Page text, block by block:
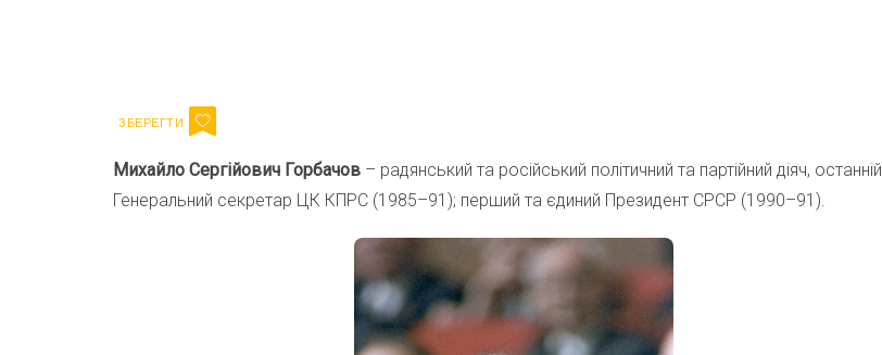
Михайло Сергійович Горбачов – радянський та російський політичний та партійний діяч, останній
Генеральний секретар ЦК КПРС (1985–91); перший та єдиний Президент СРСР (1990–91).